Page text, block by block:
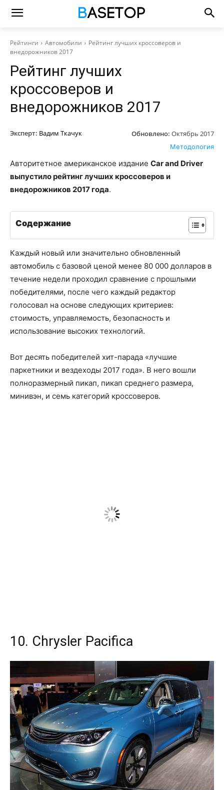
Рейтинги Автомобили
Рейтинг лучших кроссоверов и
внедорожников 2017
Рейтинг лучших
кроссоверов и
внедорожников 2017
Эксперт: Вадим Ткачук Обновлено: Октябрь 2017
Методология
Авторитетное американское издание Car and Driver
выпустило рейтинг лучших кроссоверов и
внедорожников 2017 года.
Содержание
Каждый новый или значительно обновленный
автомобиль с базовой ценой менее 80 000 долларов в
течение недели проходил сравнение с прошлыми
победителями, после чего каждый редактор
голосовал на основе следующих критериев:
стоимость, управляемость, безопасность и
использование высоких технологий.
Вот десять победителей хит-парада «лучшие
паркетники и вездеходы 2017 года». В него вошли
полноразмерный пикап, пикап среднего размера,
минивэн, и семь категорий кроссоверов.
10. Chrysler Pacifica